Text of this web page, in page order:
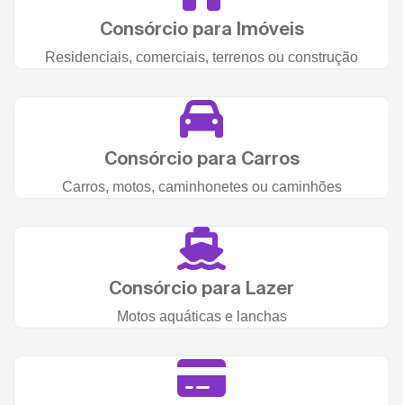
Consórcio para Imóveis
Residenciais, comerciais, terrenos ou construção
Consórcio para Carros
Carros, motos, caminhonetes ou caminhões
Consórcio para Lazer
Motos aquáticas e lanchas